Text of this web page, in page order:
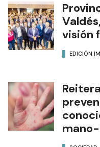
visión
EDICIÓN